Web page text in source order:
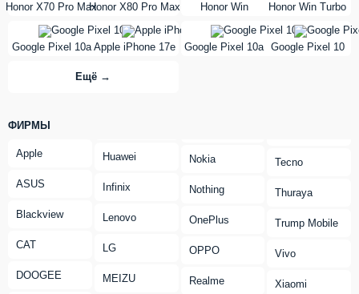
Honor X70 Pro MaxHonor X80 Pro Max
Honor Win
Honor Win Turbo
Google Pixel 10a
vs
Apple iPhone 17e
Google Pixel 10a
vs
Google Pixel 10
Ещё →
ФИРМЫ
Apple
ASUS
Blackview
CAT
DOOGEE
Huawei
Infinix
Lenovo
LG
MEIZU
Nokia
Nothing
OnePlus
OPPO
Realme
Tecno
Thuraya
Trump Mobile
Vivo
Xiaomi